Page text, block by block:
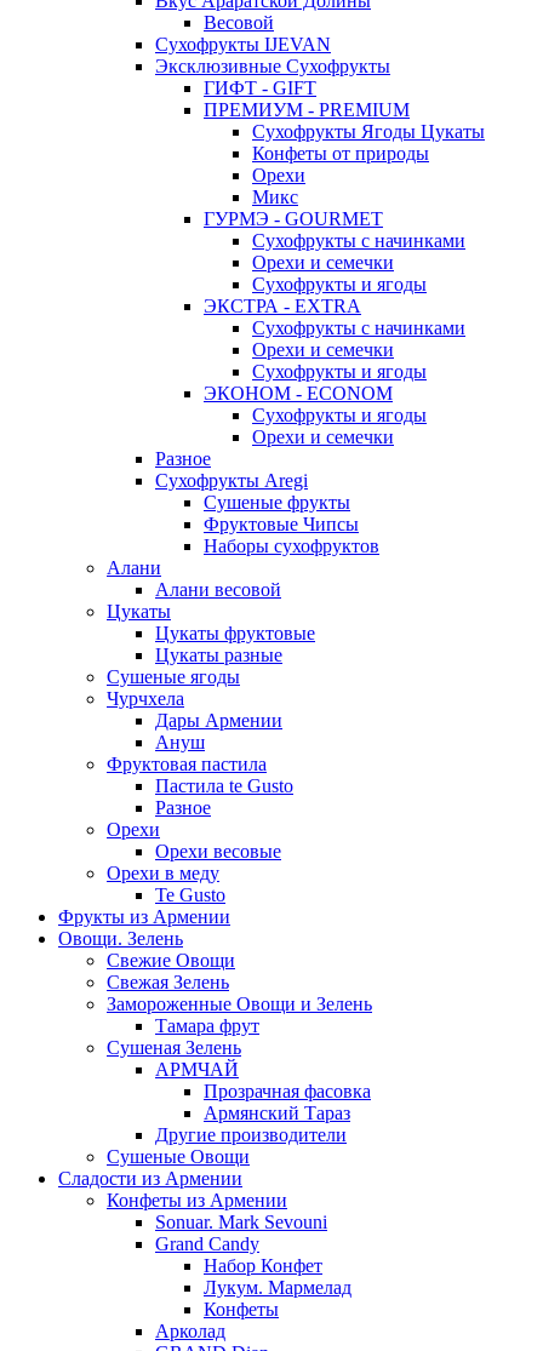
Весовой
Сухофрукты IJEVAN
Эксклюзивные Сухофрукты
ГИФТ - GIFT
ПРЕМИУМ - PREMIUM
Сухофрукты Ягоды Цукаты
Конфеты от природы
Орехи
Микс
ГУРМЭ - GOURMET
Сухофрукты с начинками
Орехи и семечки
Сухофрукты и ягоды
ЭКСТРА - EXTRA
Сухофрукты с начинками
Орехи и семечки
Сухофрукты и ягоды
ЭКОНОМ - ECONOM
Сухофрукты и ягоды
Орехи и семечки
Разное
Сухофрукты Aregi
Сушеные фрукты
Фруктовые Чипсы
Наборы сухофруктов
Алани
Алани весовой
Цукаты
Цукаты фруктовые
Цукаты разные
Сушеные ягоды
Чурчхела
Дары Армении
Ануш
Фруктовая пастила
Пастила te Gusto
Разное
Орехи
Орехи весовые
Орехи в меду
Te Gusto
Фрукты из Армении
Овощи. Зелень
Свежие Овощи
Свежая Зелень
Замороженные Овощи и Зелень
Тамара фрут
Сушеная Зелень
АРМЧАЙ
Прозрачная фасовка
Армянский Тараз
Другие производители
Сушеные Овощи
Сладости из Армении
Конфеты из Армении
Sonuar. Mark Sevouni
Grand Candy
Набор Конфет
Лукум. Мармелад
Конфеты
Арколад